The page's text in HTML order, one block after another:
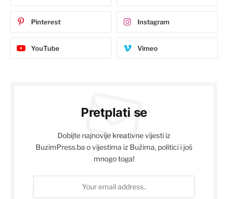
Pinterest Instagram
YouTube Vimeo
Pretplati se
Dobijte najnovije kreativne vijesti iz
BuzimPress.ba o vijestima iz Bužima, politici i još
mnogo toga!